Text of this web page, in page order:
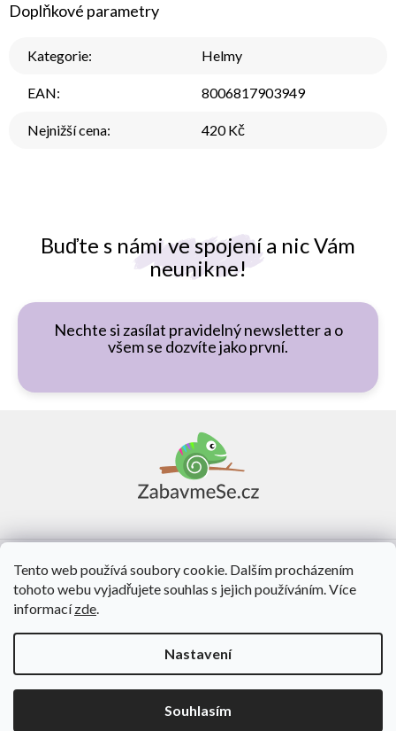
Tento web používá soubory cookie. Dalším procházením
tohoto webu vyjadřujete souhlas s jejich používáním. Více
informacízde.
Nastavení
Souhlasím
Buďte s námi ve spojení a nic Vám
neunikne!
Nechte si zasílat pravidelný newsletter a o
všem se dozvíte jako první.
Doplňkové parametry
Kategorie: Helmy
EAN: 8006817903949
Nejnižší cena: 420 Kč
O nás
Vytvořil Shoptet